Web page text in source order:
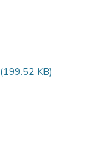
(199.52 KB)